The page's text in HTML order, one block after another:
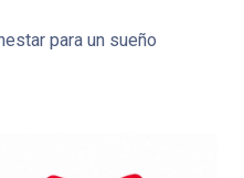
para un sueño